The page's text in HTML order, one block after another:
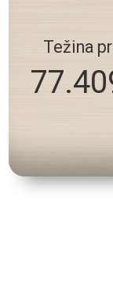
Težina